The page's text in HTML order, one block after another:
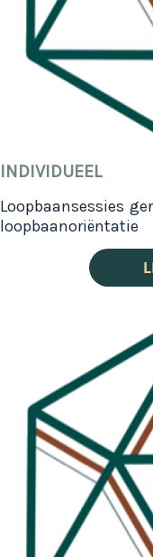
INDIVIDUEEL
Loopbaansessies
loopbaanoriëntatie